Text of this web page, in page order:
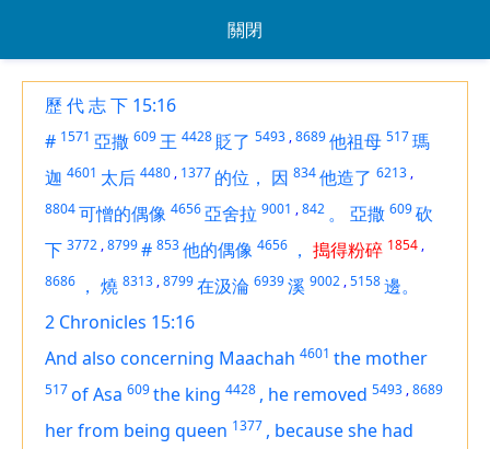
關閉
歷 代 志 下 15:16
# 1571 亞撒 609王 4428 貶了 5493 ,8689他祖母 517瑪
迦 4601 太后 4480 , 1377 的位， 因 834他造了 6213 ,
8804可憎的偶像 4656亞舍拉 9001 ,842 。 亞撒 609砍
下 3772 ,8799# 853他的偶像 4656 ， 搗得粉碎 1854 ,
8686 ， 燒 8313 ,8799在汲淪 6939溪 9002 ,5158邊。
2 Chronicles 15:16
And also concerning Maachah 4601 the mother
517of Asa 609the king 4428 , he removed 5493 ,8689
her from being queen 1377 , because she had